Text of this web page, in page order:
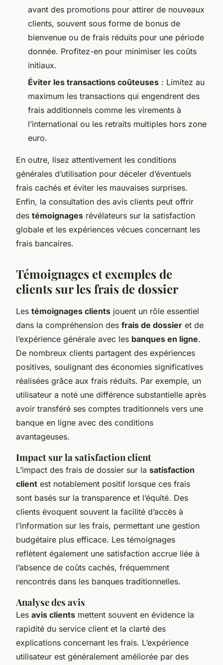
avant des promotions pour attirer de nouveaux
clients, souvent sous forme de bonus de
bienvenue ou de frais réduits pour une période
donnée. Profitez-en pour minimiser les coûts
initiaux.
Éviter les transactions coûteuses : Limitez au
maximum les transactions qui engendrent des
frais additionnels comme les virements à
l’international ou les retraits multiples hors zone
euro.
En outre, lisez attentivement les conditions
générales d’utilisation pour déceler d’éventuels
frais cachés et éviter les mauvaises surprises.
Enfin, la consultation des avis clients peut offrir
des témoignages révélateurs sur la satisfaction
globale et les expériences vécues concernant les
frais bancaires.
Témoignages et exemples de
clients sur les frais de dossier
Les témoignages clients jouent un rôle essentiel
dans la compréhension des frais de dossier et de
l’expérience générale avec les banques en ligne.
De nombreux clients partagent des expériences
positives, soulignant des économies significatives
réalisées grâce aux frais réduits. Par exemple, un
utilisateur a noté une différence substantielle après
avoir transféré ses comptes traditionnels vers une
banque en ligne avec des conditions
avantageuses.
Impact sur la satisfaction client
L’impact des frais de dossier sur la satisfaction
client est notablement positif lorsque ces frais
sont basés sur la transparence et l’équité. Des
clients évoquent souvent la facilité d’accès à
l’information sur les frais, permettant une gestion
budgétaire plus efficace. Les témoignages
reflètent également une satisfaction accrue liée à
l’absence de coûts cachés, fréquemment
rencontrés dans les banques traditionnelles.
Analyse des avis
Les avis clients mettent souvent en évidence la
rapidité du service client et la clarté des
explications concernant les frais. L’expérience
utilisateur est généralement améliorée par des